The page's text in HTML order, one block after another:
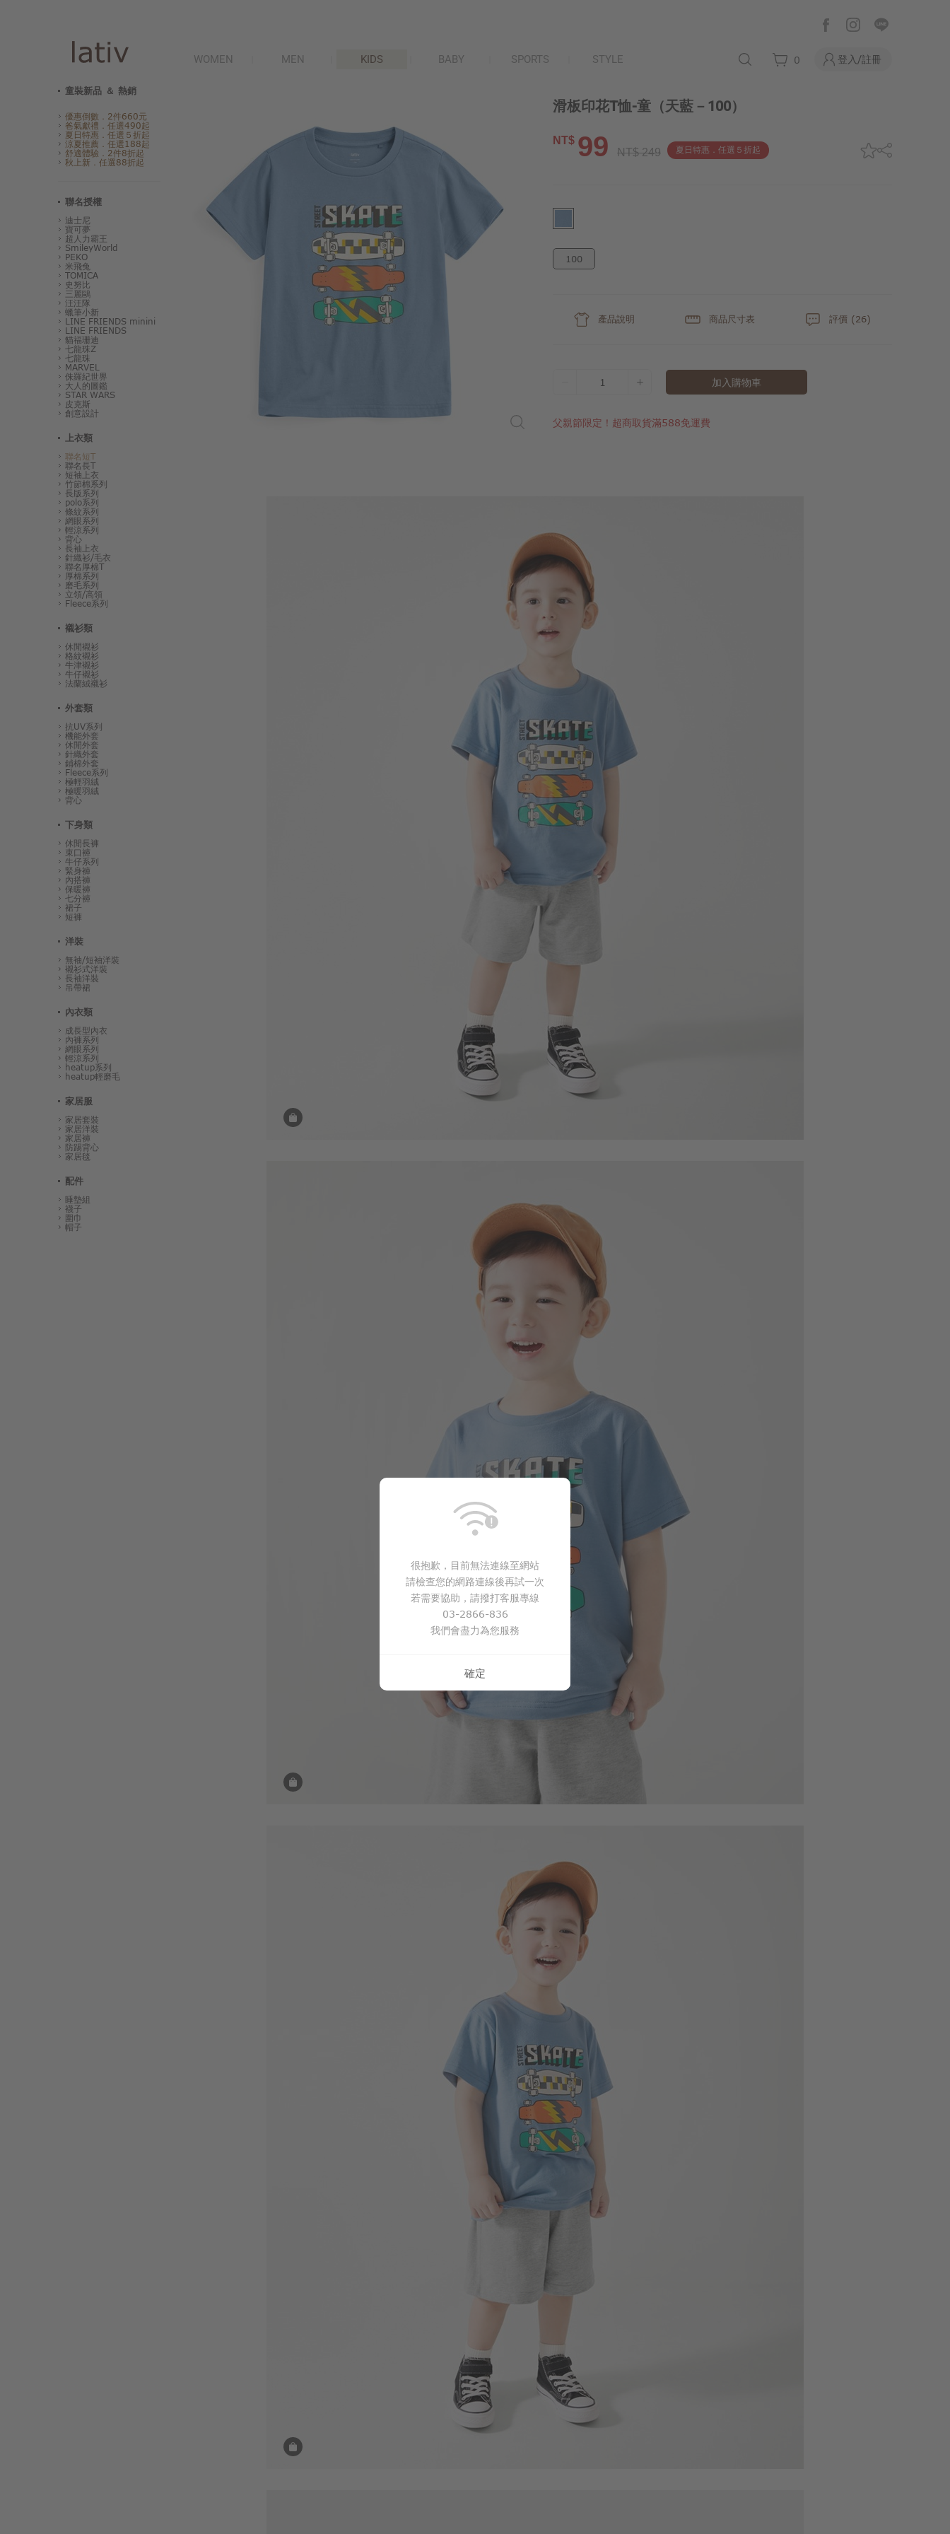
WOMEN MEN KIDS BABY SPORTS STYLE 0 登入/註冊
童裝新品 ＆ 熱銷
優惠倒數．2件660元
爸氣獻禮．任選490起
夏日特惠．任選５折起
涼夏推薦．任選188起
舒適體驗．2件8折起
秋上新．任選88折起
聯名授權
迪士尼
寶可夢
超人力霸王
SmileyWorld
PEKO
米飛兔
TOMICA
史努比
三麗鷗
汪汪隊
蠟筆小新
LINE FRIENDS minini
LINE FRIENDS
貓福珊迪
七龍珠Z
七龍珠
MARVEL
侏羅紀世界
大人的圖鑑
STAR WARS
皮克斯
創意設計
上衣類
聯名短T
聯名長T
短袖上衣
竹節棉系列
長版系列
polo系列
條紋系列
網眼系列
輕涼系列
背心
長袖上衣
針織衫/毛衣
聯名厚棉T
厚棉系列
磨毛系列
立領/高領
Fleece系列
襯衫類
休閒襯衫
格紋襯衫
牛津襯衫
牛仔襯衫
法蘭絨襯衫
外套類
抗UV系列
機能外套
休閒外套
針織外套
鋪棉外套
Fleece系列
極輕羽絨
極暖羽絨
背心
下身類
休閒長褲
束口褲
牛仔系列
緊身褲
內搭褲
保暖褲
七分褲
裙子
短褲
洋裝
無袖/短袖洋裝
襯衫式洋裝
長袖洋裝
吊帶裙
內衣類
成長型內衣
內褲系列
網眼系列
輕涼系列
heatup系列
heatup輕磨毛
家居服
家居套裝
家居洋裝
家居褲
防踢背心
家居毯
配件
睡墊組
襪子
圍巾
帽子
滑板印花T恤-童 （天藍－100）
NT$ 99 NT$ 249 夏日特惠．任選５折起
100
產品說明 商品尺寸表 評價 (26)
1 加入購物車
父親節限定！超商取貨滿588免運費
商品售完
商品售完
很抱歉，目前無法連線至網站
請檢查您的網路連線後再試一次
若需要協助，請撥打客服專線
03-2866-836
我們會盡力為您服務
確定